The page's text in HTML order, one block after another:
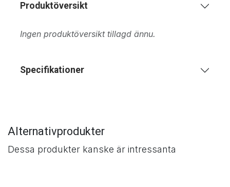
Produktöversikt
Ingen produktöversikt tillagd ännu.
Specifikationer
Alternativprodukter
Dessa produkter kanske är intressanta